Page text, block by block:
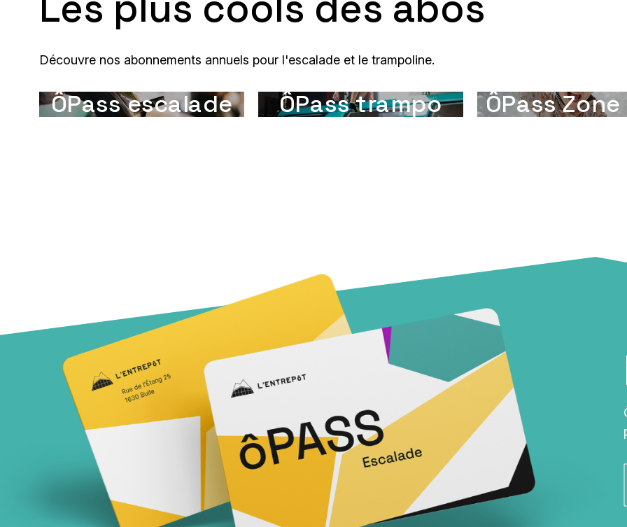
Découvre nos abonnements annuels pour l'escalade et le trampoline.
ÔPass escalade ÔPass trampo ÔPass